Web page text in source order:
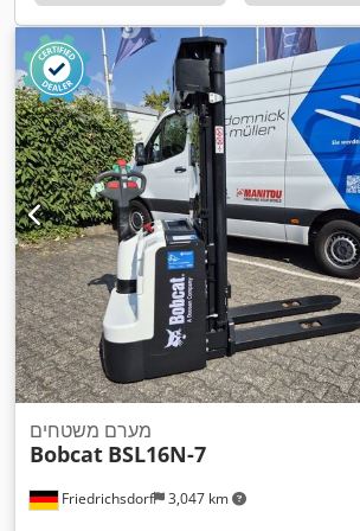
Friedrichsdorf 3,047 km
מערם משטחים
Bobcat BSL16N-7